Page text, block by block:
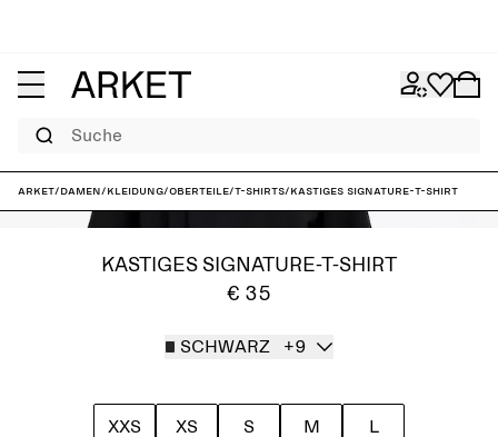
Suche
ARKET/Damen/Kleidung/Oberteile/T-Shirts/Kastiges Signature-T-Shirt
KASTIGES SIGNATURE-T-SHIRT
€ 35
SCHWARZ +9
XXS XS S M L